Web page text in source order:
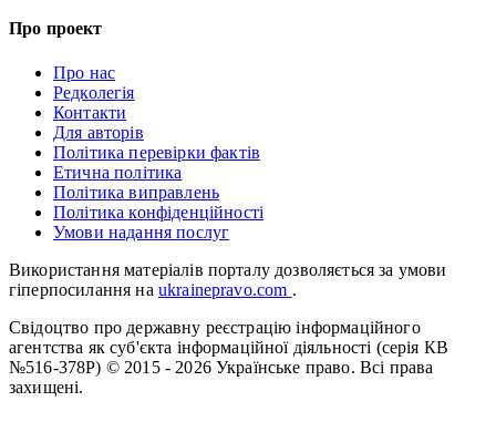
Про проект
Про нас
Редколегія
Контакти
Для авторів
Політика перевірки фактів
Етична політика
Політика виправлень
Політика конфіденційності
Умови надання послуг
Використання матеріалів порталу дозволяється за умови
гіперпосилання на ukrainepravo.com .
Свідоцтво про державну реєстрацію інформаційного
агентства як суб'єкта інформаційної діяльності (серія КВ
№516-378Р) © 2015 - 2026 Українське право. Всі права
захищені.